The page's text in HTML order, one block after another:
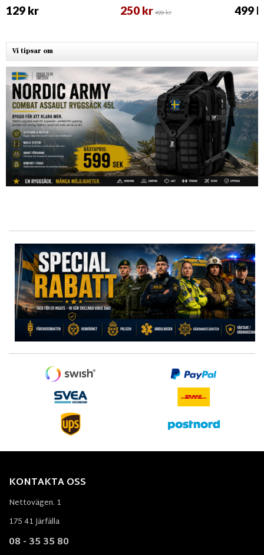
129 kr 250 kr499 kr 499
Vi tipsar om
KONTAKTA OSS
Nettovägen. 1
175 41 Järfälla
08 - 35 35 80